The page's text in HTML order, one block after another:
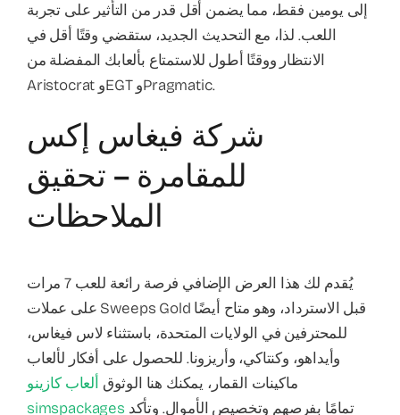
إلى يومين فقط، مما يضمن أقل قدر من التأثير على تجربة
اللعب. لذا، مع التحديث الجديد، ستقضي وقتًا أقل في
الانتظار ووقتًا أطول للاستمتاع بألعابك المفضلة من
Aristocrat وEGT وPragmatic.
شركة فيغاس إكس
للمقامرة – تحقيق
الملاحظات
يُقدم لك هذا العرض الإضافي فرصة رائعة للعب 7 مرات
على عملات Sweeps Gold قبل الاسترداد، وهو متاح أيضًا
للمحترفين في الولايات المتحدة، باستثناء لاس فيغاس،
وأيداهو، وكنتاكي، وأريزونا. للحصول على أفكار لألعاب
ماكينات القمار، يمكنك هنا الوثوق ألعاب كازينو
simspackages